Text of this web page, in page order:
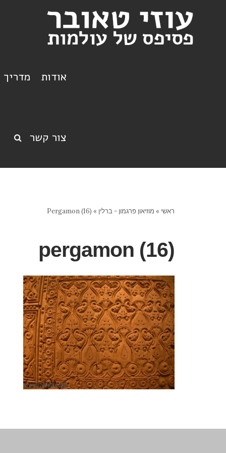
אודות מדריך
צור קשר
ראשי » מוזיאון פרגמון - ברלין »
Pergamon (16)
pergamon (16)